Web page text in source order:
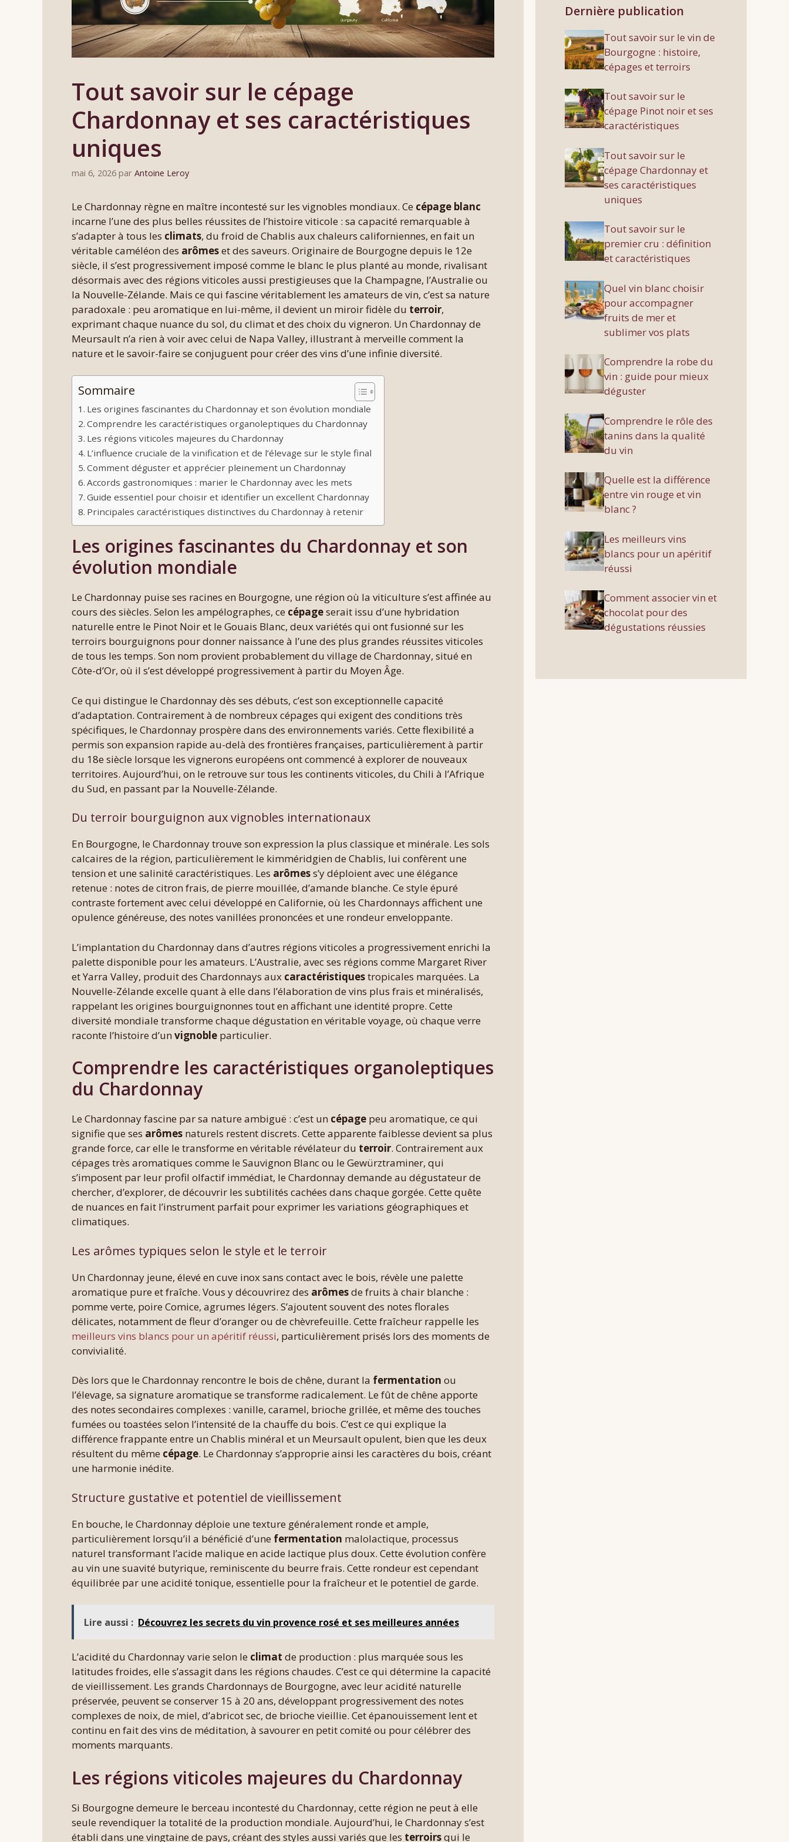
Tout savoir sur le cépage
Chardonnay et ses caractéristiques
uniques
mai 6, 2026 par Antoine Leroy
Le Chardonnay règne en maître incontesté sur les vignobles mondiaux. Ce cépage blanc
incarne l’une des plus belles réussites de l’histoire viticole : sa capacité remarquable à
s’adapter à tous les climats, du froid de Chablis aux chaleurs californiennes, en fait un
véritable caméléon des arômeset des saveurs. Originaire de Bourgogne depuis le 12e
siècle, il s’est progressivement imposé comme le blanc le plus planté au monde, rivalisant
désormais avec des régions viticoles aussi prestigieuses que la Champagne, l’Australie ou
la Nouvelle-Zélande. Mais ce qui fascine véritablement les amateurs de vin, c’est sa nature
paradoxale : peu aromatique en lui-même, il devient un miroir fidèle du terroir,
exprimant chaque nuance du sol, du climat et des choix du vigneron. Un Chardonnay de
Meursault n’a rien à voir avec celui de Napa Valley, illustrant à merveille comment la
nature et le savoir-faire se conjuguent pour créer des vins d’une infinie diversité.
Sommaire
Les origines fascinantes du Chardonnay et son évolution mondiale
Comprendre les caractéristiques organoleptiques du Chardonnay
Les régions viticoles majeures du Chardonnay
L’influence cruciale de la vinification et de l’élevage sur le style final
Comment déguster et apprécier pleinement un Chardonnay
Accords gastronomiques : marier le Chardonnay avec les mets
Guide essentiel pour choisir et identifier un excellent Chardonnay
Principales caractéristiques distinctives du Chardonnay à retenir
Les origines fascinantes du Chardonnay et son
évolution mondiale
Le Chardonnay puise ses racines en Bourgogne, une région où la viticulture s’est affinée au
cours des siècles. Selon les ampélographes, ce cépageserait issu d’une hybridation
naturelle entre le Pinot Noir et le Gouais Blanc, deux variétés qui ont fusionné sur les
terroirs bourguignons pour donner naissance à l’une des plus grandes réussites viticoles
de tous les temps. Son nom provient probablement du village de Chardonnay, situé en
Côte-d’Or, où il s’est développé progressivement à partir du Moyen Âge.
Ce qui distingue le Chardonnay dès ses débuts, c’est son exceptionnelle capacité
d’adaptation. Contrairement à de nombreux cépages qui exigent des conditions très
spécifiques, le Chardonnay prospère dans des environnements variés. Cette flexibilité a
permis son expansion rapide au-delà des frontières françaises, particulièrement à partir
du 18e siècle lorsque les vignerons européens ont commencé à explorer de nouveaux
territoires. Aujourd’hui, on le retrouve sur tous les continents viticoles, du Chili à l’Afrique
du Sud, en passant par la Nouvelle-Zélande.
Du terroir bourguignon aux vignobles internationaux
En Bourgogne, le Chardonnay trouve son expression la plus classique et minérale. Les sols
calcaires de la région, particulièrement le kimméridgien de Chablis, lui confèrent une
tension et une salinité caractéristiques. Les arômess’y déploient avec une élégance
retenue : notes de citron frais, de pierre mouillée, d’amande blanche. Ce style épuré
contraste fortement avec celui développé en Californie, où les Chardonnays affichent une
opulence généreuse, des notes vanillées prononcées et une rondeur enveloppante.
L’implantation du Chardonnay dans d’autres régions viticoles a progressivement enrichi la
palette disponible pour les amateurs. L’Australie, avec ses régions comme Margaret River
et Yarra Valley, produit des Chardonnays aux caractéristiquestropicales marquées. La
Nouvelle-Zélande excelle quant à elle dans l’élaboration de vins plus frais et minéralisés,
rappelant les origines bourguignonnes tout en affichant une identité propre. Cette
diversité mondiale transforme chaque dégustation en véritable voyage, où chaque verre
raconte l’histoire d’un vignoble particulier.
Comprendre les caractéristiques organoleptiques
du Chardonnay
Le Chardonnay fascine par sa nature ambiguë : c’est un cépage peu aromatique, ce qui
signifie que ses arômes naturels restent discrets. Cette apparente faiblesse devient sa plus
grande force, car elle le transforme en véritable révélateur du terroir. Contrairement aux
cépages très aromatiques comme le Sauvignon Blanc ou le Gewürztraminer, qui
s’imposent par leur profil olfactif immédiat, le Chardonnay demande au dégustateur de
chercher, d’explorer, de découvrir les subtilités cachées dans chaque gorgée. Cette quête
de nuances en fait l’instrument parfait pour exprimer les variations géographiques et
climatiques.
Les arômes typiques selon le style et le terroir
Un Chardonnay jeune, élevé en cuve inox sans contact avec le bois, révèle une palette
aromatique pure et fraîche. Vous y découvrirez des arômesde fruits à chair blanche :
pomme verte, poire Comice, agrumes légers. S’ajoutent souvent des notes florales
délicates, notamment de fleur d’oranger ou de chèvrefeuille. Cette fraîcheur rappelle les
meilleurs vins blancs pour un apéritif réussi, particulièrement prisés lors des moments de
convivialité.
Dès lors que le Chardonnay rencontre le bois de chêne, durant la fermentation ou
l’élevage, sa signature aromatique se transforme radicalement. Le fût de chêne apporte
des notes secondaires complexes : vanille, caramel, brioche grillée, et même des touches
fumées ou toastées selon l’intensité de la chauffe du bois. C’est ce qui explique la
différence frappante entre un Chablis minéral et un Meursault opulent, bien que les deux
résultent du même cépage. Le Chardonnay s’approprie ainsi les caractères du bois, créant
une harmonie inédite.
Structure gustative et potentiel de vieillissement
En bouche, le Chardonnay déploie une texture généralement ronde et ample,
particulièrement lorsqu’il a bénéficié d’une fermentation malolactique, processus
naturel transformant l’acide malique en acide lactique plus doux. Cette évolution confère
au vin une suavité butyrique, reminiscente du beurre frais. Cette rondeur est cependant
équilibrée par une acidité tonique, essentielle pour la fraîcheur et le potentiel de garde.
Lire aussi : Découvrez les secrets du vin provence rosé et ses meilleures années
L’acidité du Chardonnay varie selon le climat de production : plus marquée sous les
latitudes froides, elle s’assagit dans les régions chaudes. C’est ce qui détermine la capacité
de vieillissement. Les grands Chardonnays de Bourgogne, avec leur acidité naturelle
préservée, peuvent se conserver 15 à 20 ans, développant progressivement des notes
complexes de noix, de miel, d’abricot sec, de brioche vieillie. Cet épanouissement lent et
continu en fait des vins de méditation, à savourer en petit comité ou pour célébrer des
moments marquants.
Les régions viticoles majeures du Chardonnay
Si Bourgogne demeure le berceau incontesté du Chardonnay, cette région ne peut à elle
seule revendiquer la totalité de la production mondiale. Aujourd’hui, le Chardonnay s’est
établi dans une vingtaine de pays, créant des styles aussi variés que les terroirsqui le
Dernière publication
Tout savoir sur le vin de
Bourgogne : histoire,
cépages et terroirs
Tout savoir sur le
cépage Pinot noir et ses
caractéristiques
Tout savoir sur le
cépage Chardonnay et
ses caractéristiques
uniques
Tout savoir sur le
premier cru : définition
et caractéristiques
Quel vin blanc choisir
pour accompagner
fruits de mer et
sublimer vos plats
Comprendre la robe du
vin : guide pour mieux
déguster
Comprendre le rôle des
tanins dans la qualité
du vin
Quelle est la différence
entre vin rouge et vin
blanc ?
Les meilleurs vins
blancs pour un apéritif
réussi
Comment associer vin et
chocolat pour des
dégustations réussies